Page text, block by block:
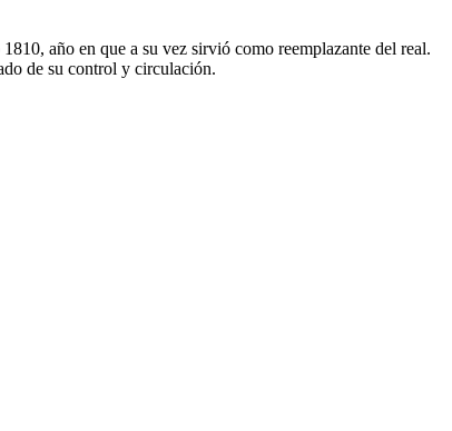
año en que a su vez sirvió como reemplazante del real.
de su control y circulación.